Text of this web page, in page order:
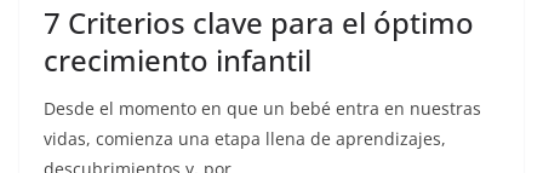
7 Criterios clave para el óptimo
crecimiento infantil
Desde el momento en que un bebé entra en nuestras
vidas, comienza una etapa llena de aprendizajes,
descubrimientos y, por